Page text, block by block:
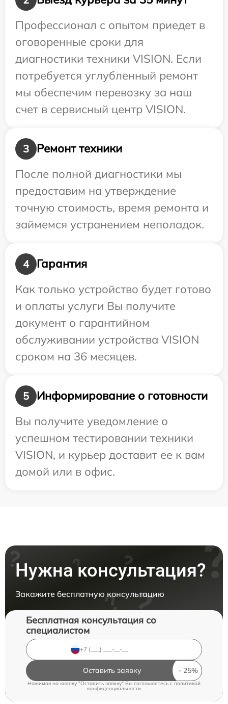
Профессионал с опытом приедет в
оговоренные сроки для
диагностики техники VISION. Если
потребуется углубленный ремонт
мы обеспечим перевозку за наш
счет в сервисный центр VISION.
3
Ремонт техники
После полной диагностики мы
предоставим на утверждение
точную стоимость, время ремонта и
займемся устранением неполадок.
4
Гарантия
Как только устройство будет готово
и оплаты услуги Вы получите
документ о гарантийном
обслуживании устройства VISION
сроком на 36 месяцев.
5
Информирование о готовности
Вы получите уведомление о
успешном тестировании техники
VISION, и курьер доставит ее к вам
домой или в офис.
Нужна консультация?
Закажите бесплатную консультацию
Бесплатная консультация со
специалистом
Оставить заявку
Нажимая на кнопку "Оставить заявку" Вы соглашаетесь cполитикой
конфиденциальности